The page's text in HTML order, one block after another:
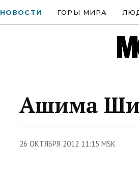
НОВОСТИ ГОРЫ МИРА
Ашима
26 ОКТЯБРЯ 2012 11:15 MSK